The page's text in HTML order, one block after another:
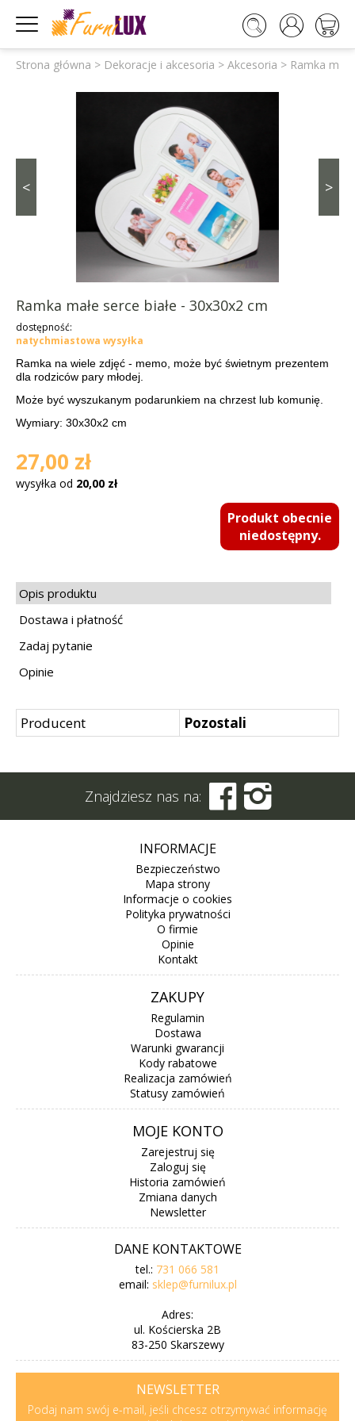
Strona główna > Dekoracje i akcesoria > Akcesoria > Ramka
< >
Ramka małe serce białe - 30x30x2 cm
dostępność:
natychmiastowa wysyłka
Ramka na wiele zdjęć - memo, może być świetnym prezentem
dla rodziców pary młodej.
Może być wyszukanym podarunkiem na chrzest lub komunię.
Wymiary: 30x30x2 cm
27,00 zł
wysyłka od 20,00 zł
Produkt obecnie
niedostępny.
Opis produktu
Dostawa i płatność
Zadaj pytanie
Opinie
Producent Pozostali
Znajdziesz nas na:  
INFORMACJE
Bezpieczeństwo
Mapa strony
Informacje o cookies
Polityka prywatności
O firmie
Opinie
Kontakt
ZAKUPY
Regulamin
Dostawa
Warunki gwarancji
Kody rabatowe
Realizacja zamówień
Statusy zamówień
MOJE KONTO
Zarejestruj się
Zaloguj się
Historia zamówień
Zmiana danych
Newsletter
DANE KONTAKTOWE
tel.: 731 066 581
email: sklep@furnilux.pl
Adres:
ul. Kościerska 2B
83-250 Skarszewy
NEWSLETTER
Podaj nam swój e-mail, jeśli chcesz otrzymywać informację
   